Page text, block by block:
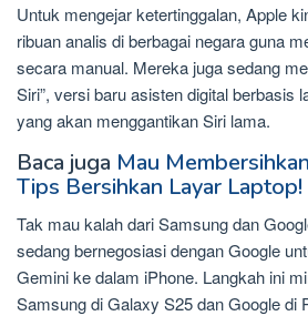
Untuk mengejar ketertinggalan, Apple
ribuan analis di berbagai negara guna
secara manual. Mereka juga sedang
Siri”, versi baru asisten digital berbasis
yang akan menggantikan Siri lama.
Baca juga Mau
Tips Bersihkan Layar Laptop!
Tak mau kalah dari Samsung dan
sedang bernegosiasi dengan Google
Gemini ke dalam iPhone. Langkah ini
Samsung di Galaxy S25 dan Google di